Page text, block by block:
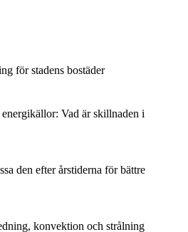
för stadens bostäder
Vad är skillnaden i
den efter årstiderna för bättre
konvektion och strålning